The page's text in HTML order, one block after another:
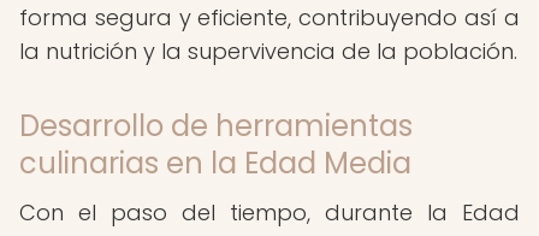
forma segura y eficiente, contribuyendo así a
la nutrición y la supervivencia de la población.
Desarrollo de herramientas
culinarias en la Edad Media
Con el paso del tiempo, durante la Edad